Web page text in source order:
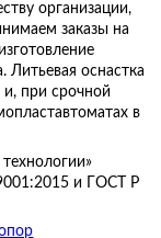
организации,
заказы на
Литьевая оснастка
и, при срочной
в
и ГОСТ Р